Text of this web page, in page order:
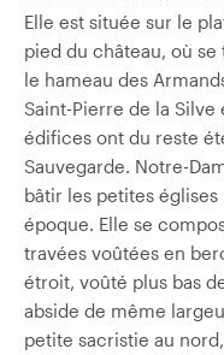
Elle est située sur le
pied du château, où
le hameau des
Saint-Pierre de la
édifices ont du reste
Sauvegarde. Notre-
bâtir les petites
époque. Elle se
travées voûtées en
étroit, voûté plus bas
abside de même
petite sacristie au